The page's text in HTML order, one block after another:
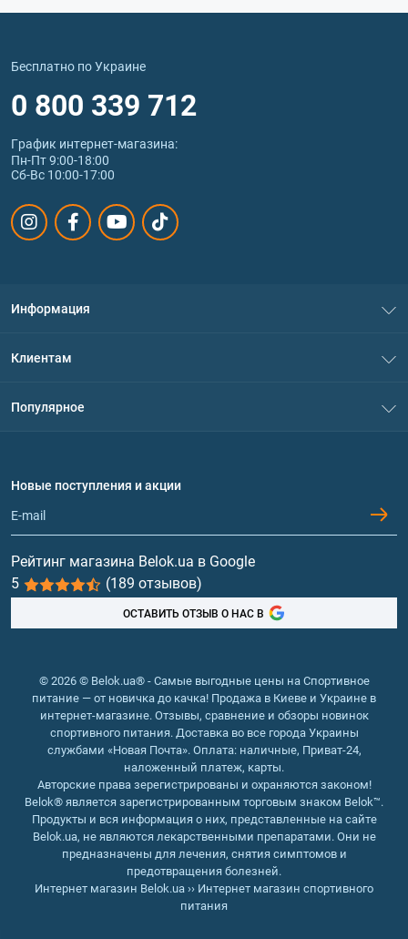
Бесплатно по Украине
0 800 339 712
График интернет‑магазина:
Пн-Пт 9:00-18:00
Сб-Вс 10:00-17:00
Информация
Политика конфиденциальности
Обмен и возврат
Клиентам
Популярное
Протеин
Гейнеры
Витамины и минералы
Рыбий жир, жирные кислоты
Новые поступления и акции
Рейтинг магазина Belok.ua в Google
5
(189 отзывов)
ОСТАВИТЬ ОТЗЫВ О НАС В
© 2026 © Belok.ua® - Самые выгодные цены на Спортивное
питание — от новичка до качка! Продажа в Киеве и Украине в
интернет-магазине. Отзывы, сравнение и обзоры новинок
спортивного питания. Доставка во все города Украины
службами «Новая Почта». Оплата: наличные, Приват-24,
наложенный платеж, карты.
Авторские права зерегистрированы и охраняются законом!
Belok® является зарегистрированным торговым знаком Belok™.
Продукты и вся информация о них, представленные на сайте
Belok.ua, не являются лекарственными препаратами. Они не
предназначены для лечения, снятия симптомов и
предотвращения болезней.
Интернет магазин Belok.ua›› Интернет магазин спортивного
питания